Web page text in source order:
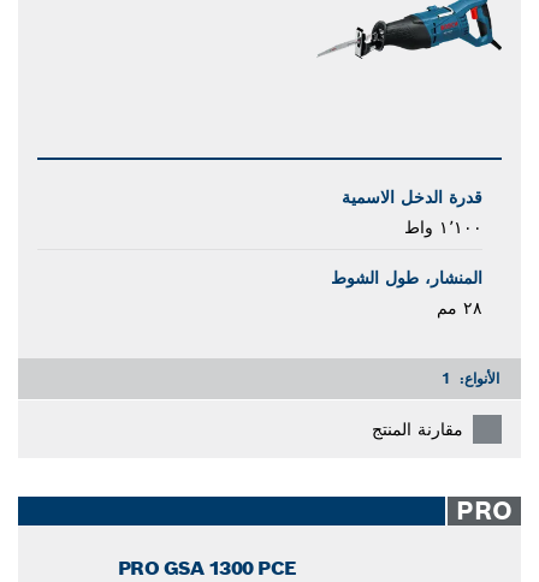
قدرة الدخل الاسمية
١٬١٠٠ واط
المنشار، طول الشوط
٢٨ مم
الأنواع: 1
مقارنة المنتج
PRO
PRO GSA 1300 PCE